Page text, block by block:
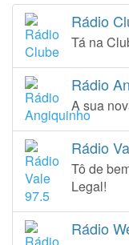
Rádio
Tá na
Rádio
A sua
Rádio
Tô de
Legal!
Rádio